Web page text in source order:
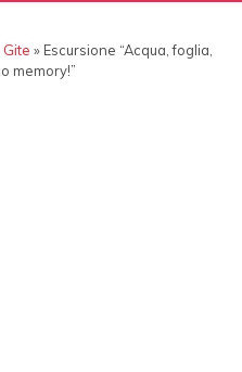
» Escursione “Acqua, foglia,
memory!”